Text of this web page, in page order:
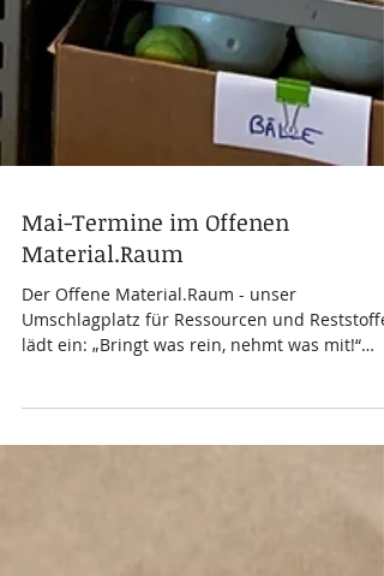
Mai-Termine im Offenen
Umschlagplatz für Ressourcen und Reststoffe